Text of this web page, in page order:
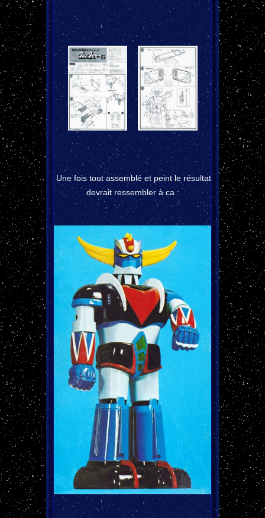
Une fois tout assemblé et peint le résultat
devrait ressembler à ca :